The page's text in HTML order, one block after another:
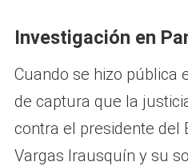
Investigación en
Cuando se hizo pública
de captura que la
contra el presidente del
Vargas Irausquín y su